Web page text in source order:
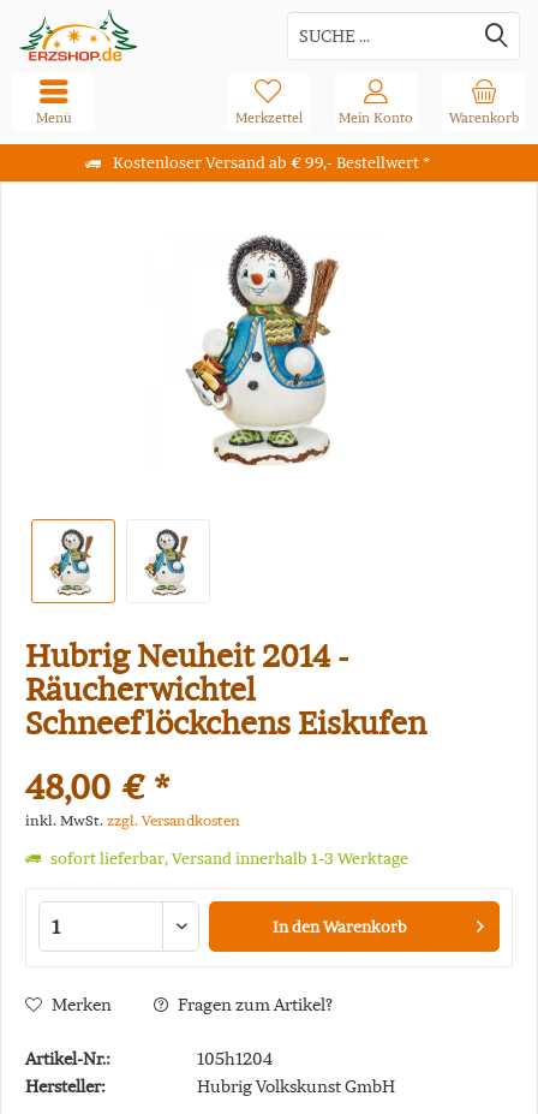
Kostenloser Versand ab € 99,- Bestellwert *
Warenkorb
Merkzettel Mein Konto
Menü
Hubrig Neuheit 2014 -
Räucherwichtel
Schneeflöckchens Eiskufen
48,00 € *
inkl. MwSt. zzgl. Versandkosten
sofort lieferbar, Versand innerhalb 1-3 Werktage
In denWarenkorb
Merken Fragen zum Artikel?
Artikel-Nr.:
105h1204
Hersteller:
Hubrig Volkskunst GmbH